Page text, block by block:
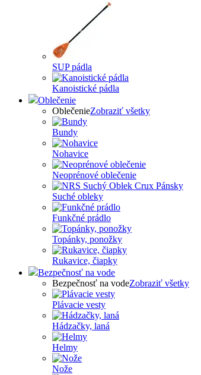
SUP pádla
Kanoistické pádla
Oblečenie
OblečenieZobraziť všetky
Bundy
Nohavice
Neoprénové oblečenie
Suché obleky
Funkčné prádlo
Topánky, ponožky
Rukavice, čiapky
Bezpečnosť na vode
Bezpečnosť na vodeZobraziť všetky
Plávacie vesty
Hádzačky, laná
Helmy
Nože